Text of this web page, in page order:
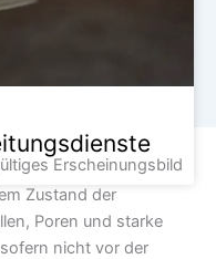
Erscheinungsbild
Zustand der
Poren und starke
nicht vor der